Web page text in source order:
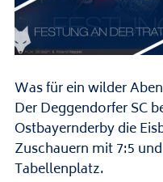
Was für ein wilder
Der Deggendorfer SC
Ostbayernderby die
Zuschauern mit 7:5
Tabellenplatz.